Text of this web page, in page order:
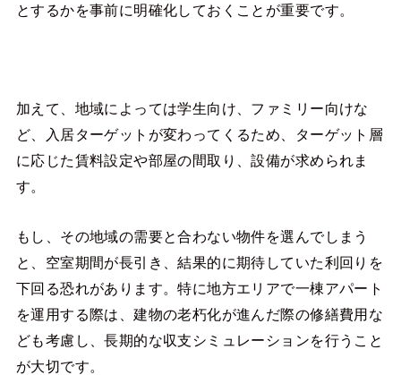
とするかを事前に明確化しておくことが重要です。
加えて、地域によっては学生向け、ファミリー向けな
ど、入居ターゲットが変わってくるため、ターゲット層
に応じた賃料設定や部屋の間取り、設備が求められま
す。
もし、その地域の需要と合わない物件を選んでしまう
と、空室期間が長引き、結果的に期待していた利回りを
下回る恐れがあります。特に地方エリアで一棟アパート
を運用する際は、建物の老朽化が進んだ際の修繕費用な
ども考慮し、長期的な収支シミュレーションを行うこと
が大切です。